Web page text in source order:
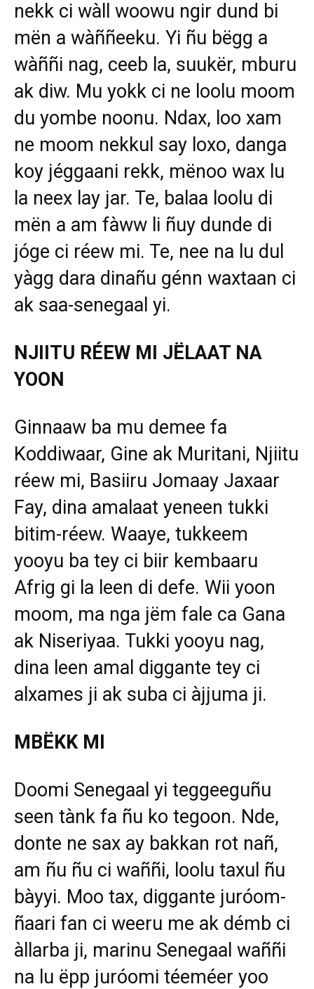
nekk ci wàll woowu ngir dund bi
mën a wàññeeku. Yi ñu bëgg a
wàññi nag, ceeb la, suukër, mburu
ak diw. Mu yokk ci ne loolu moom
du yombe noonu. Ndax, loo xam
ne moom nekkul say loxo, danga
koy jéggaani rekk, mënoo wax lu
la neex lay jar. Te, balaa loolu di
mën a am fàww li ñuy dunde di
jóge ci réew mi. Te, nee na lu dul
yàgg dara dinañu génn waxtaan ci
ak saa-senegaal yi.
NJIITU RÉEW MI JËLAAT NA
YOON
Ginnaaw ba mu demee fa
Koddiwaar, Gine ak Muritani, Njiitu
réew mi, Basiiru Jomaay Jaxaar
Fay, dina amalaat yeneen tukki
bitim-réew. Waaye, tukkeem
yooyu ba tey ci biir kembaaru
Afrig gi la leen di defe. Wii yoon
moom, ma nga jëm fale ca Gana
ak Niseriyaa. Tukki yooyu nag,
dina leen amal diggante tey ci
alxames ji ak suba ci àjjuma ji.
MBËKK MI
Doomi Senegaal yi teggeeguñu
seen tànk fa ñu ko tegoon. Nde,
donte ne sax ay bakkan rot nañ,
am ñu ñu ci waññi, loolu taxul ñu
bàyyi. Moo tax, diggante juróom-
ñaari fan ci weeru me ak démb ci
àllarba ji, marinu Senegaal waññi
na lu ëpp juróomi téeméer yoo